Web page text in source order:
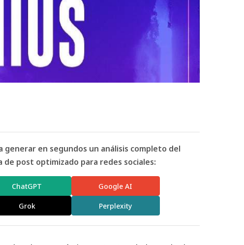
en segundos un análisis completo del
post optimizado para redes sociales:
ChatGPT Google AI
Grok Perplexity